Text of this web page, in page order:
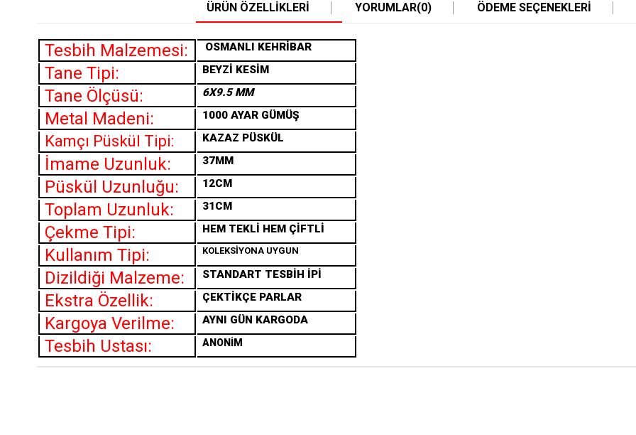
ÜRÜN ÖZELLIKLERI YORUMLAR(0) ÖDEME SEÇENEKLERI
Tesbih Malzemesi: OSMANLI KEHRİBAR
Tane Tipi: BEYZİ KESİM
Tane Ölçüsü: 6X9.5 MM
Metal Madeni: 1000 AYAR GÜMÜŞ
Kamçı Püskül Tipi: KAZAZ PÜSKÜL
İmame Uzunluk: 37MM
Püskül Uzunluğu: 12CM
Toplam Uzunluk: 31CM
Çekme Tipi: HEM TEKLİ HEM ÇİFTLİ
Kullanım Tipi: KOLEKSİYONA UYGUN
Dizildiği Malzeme: STANDART TESBİH İPİ
Ekstra Özellik: ÇEKTİKÇE PARLAR
Kargoya Verilme: AYNI GÜN KARGODA
Tesbih Ustası: ANONİM